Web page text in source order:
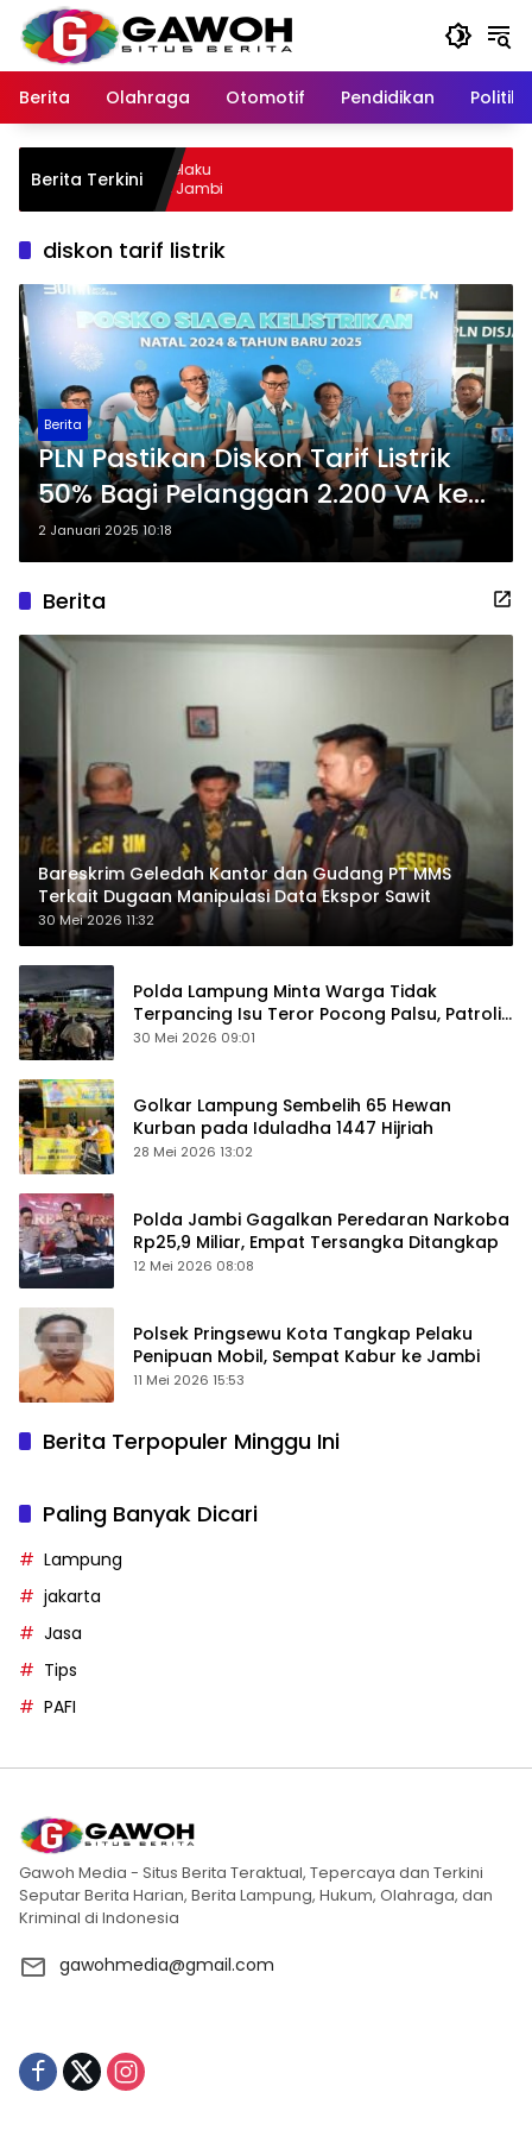
Langsung
konten
Berita
Olahraga Otomotif Pendidikan Politik
Berita Terkini
Kota Tangkap Pelaku
Sempat Kabur ke Jambi
diskon tarif listrik
Berita
PLN Pastikan Diskon Tarif Listrik
50% Bagi Pelanggan 2.200 VA ke
Bawah Mulai Berlaku
2 Januari 2025 10:18
Berita
Bareskrim Geledah Kantor dan Gudang PT MMS
Terkait Dugaan Manipulasi Data Ekspor Sawit
30 Mei 2026 11:32
Polda Lampung Minta Warga Tidak
Terpancing Isu Teror Pocong Palsu, Patroli
Keamanan Ditingkatkan
30 Mei 2026 09:01
Golkar Lampung Sembelih 65 Hewan
Kurban pada Iduladha 1447 Hijriah
28 Mei 2026 13:02
Polda Jambi Gagalkan Peredaran Narkoba
Rp25,9 Miliar, Empat Tersangka Ditangkap
12 Mei 2026 08:08
Polsek Pringsewu Kota Tangkap Pelaku
Penipuan Mobil, Sempat Kabur ke Jambi
11 Mei 2026 15:53
Berita Terpopuler Minggu Ini
Paling Banyak Dicari
Lampung
jakarta
Jasa
Tips
PAFI
Gawoh Media - Situs Berita Teraktual, Tepercaya dan Terkini
Seputar Berita Harian, Berita Lampung, Hukum, Olahraga, dan
Kriminal di Indonesia
gawohmedia@gmail.com